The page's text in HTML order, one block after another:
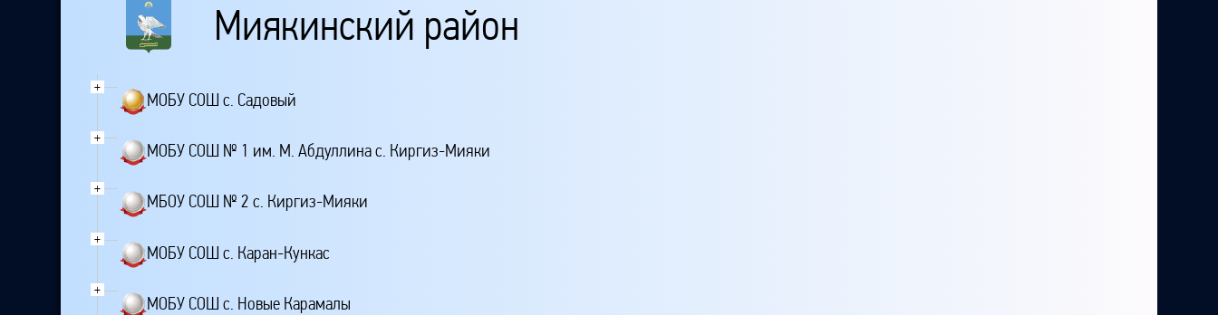
Миякинский район
+
МОБУ СОШ с. Садовый
+
МОБУ СОШ № 1 им. М. Абдуллина с. Киргиз-Мияки
+
МБОУ СОШ № 2 с. Киргиз-Мияки
+
МОБУ СОШ с. Каран-Кункас
+
МОБУ СОШ с. Новые Карамалы